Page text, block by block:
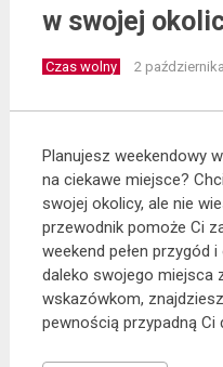
w swojej
Czas wolny 2
Planujesz weekendowy
na ciekawe miejsce?
swojej okolicy, ale nie
przewodnik pomoże Ci
weekend pełen przygód
daleko swojego miejsca
wskazówkom,
pewnością przypadną Ci